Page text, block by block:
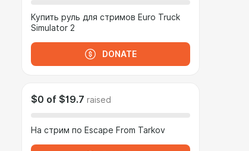
Купить руль для стримов Euro Truck
Simulator 2
DONATE
$0 of $19.7 raised
На стрим по Escape From Tarkov